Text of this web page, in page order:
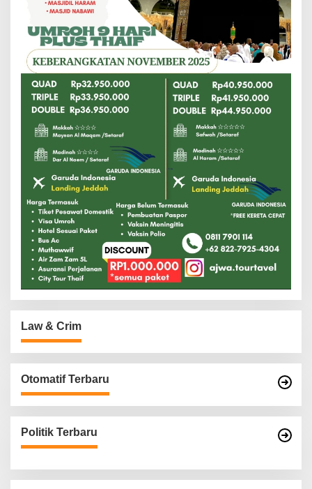
Law & Crim
Otomatif Terbaru
Politik Terbaru